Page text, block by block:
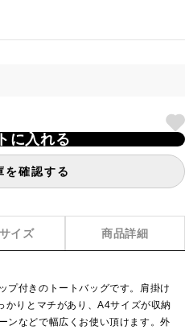
に入れる
を確認する
イズ 商品詳細
プ付きのトートバッグです。肩掛け
かりとマチがあり、A4サイズが収納
ンなどで幅広くお使い頂けます。外